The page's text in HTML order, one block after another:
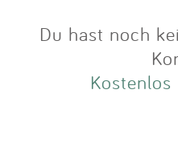
Du hast noch